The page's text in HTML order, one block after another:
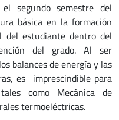
segundo semestre del
básica en la formación
del estudiante dentro del
del grado. Al ser
balances de energía y las
es imprescindible para
como Mecánica de
termoeléctricas.